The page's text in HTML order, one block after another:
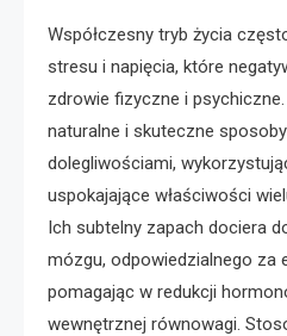
Współczesny tryb życia
stresu i napięcia, które
zdrowie fizyczne i
naturalne i skuteczne
dolegliwościami,
uspokajające właściwości
Ich subtelny zapach dociera
mózgu, odpowiedzialnego za
pomagając w redukcji
wewnętrznej równowagi.